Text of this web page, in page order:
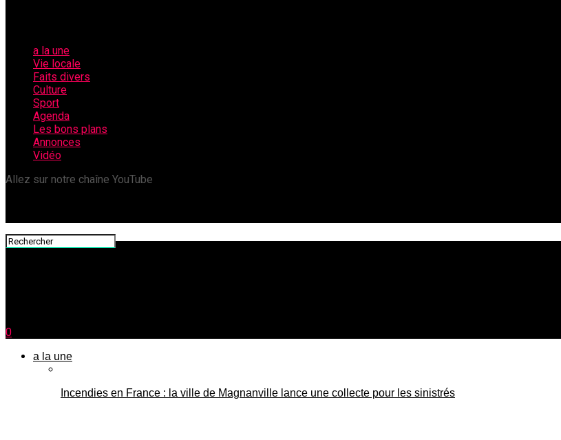
a la une
Vie locale
Faits divers
Culture
Sport
Agenda
Les bons plans
Annonces
Vidéo
Allez sur notre chaîne YouTube
0
a la une
Incendies en France : la ville de Magnanville lance une collecte pour les sinistrés